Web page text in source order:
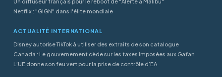
Netflix : "GIGN" dans l'élite mondiale
ACTUALITÉ INTERNATIONAL
Disney autorise TikTok à utiliser des extraits de son catalogue
Canada : Le gouvernement cède sur les taxes imposées aux Gafan
L’UE donne son feu vert pour la prise de contrôle d’EA